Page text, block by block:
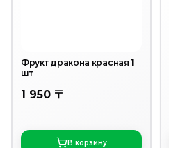
Фрукт дракона красная 1
шт
1 950 〒
В корзину